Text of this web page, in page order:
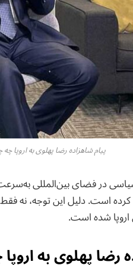
پیام شاهزاده رضا پهلوی به اروپا
در فضای بین‌المللی
کرده است. دلیل این توجه، نه
شده است.
رضا پهلوی به